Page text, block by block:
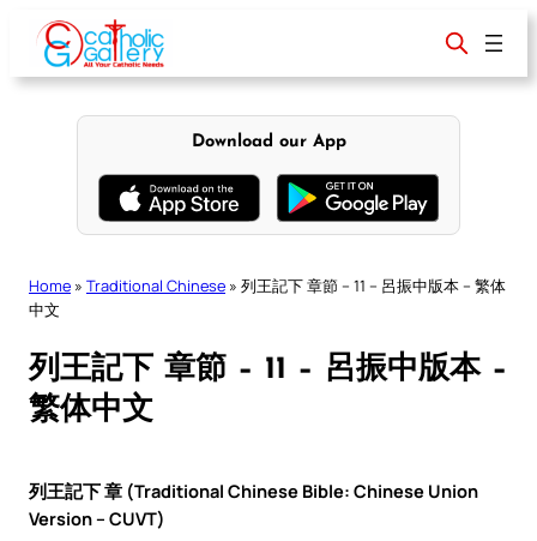
content
Download our App
Home » Traditional Chinese » 列王記下 章節 – 11 – 呂振中版本 – 繁体
中文
列王記下 章節 – 11 – 呂振中版本 –
繁体中文
列王記下 章 (Traditional Chinese Bible: Chinese Union
Version – CUVT)